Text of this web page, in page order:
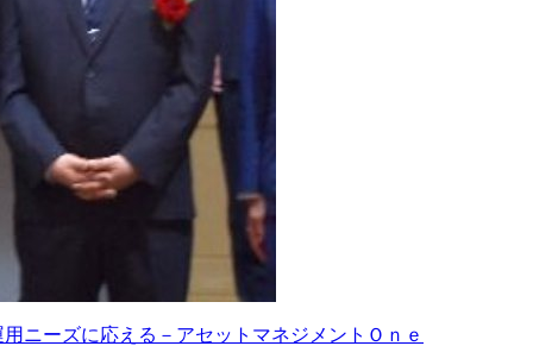
ニーズに応える－アセットマネジメントＯｎｅ